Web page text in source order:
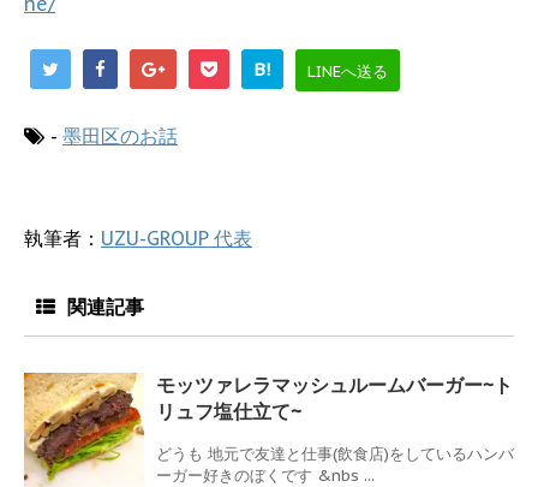
B! LINEへ送る
- 墨田区のお話
執筆者： UZU-GROUP 代表
関連記事
モッツァレラマッシュルームバーガー~ト
リュフ塩仕立て~
どうも 地元で友達と仕事(飲食店)をしているハンバ
ーガー好きのぼくです &nbs ...